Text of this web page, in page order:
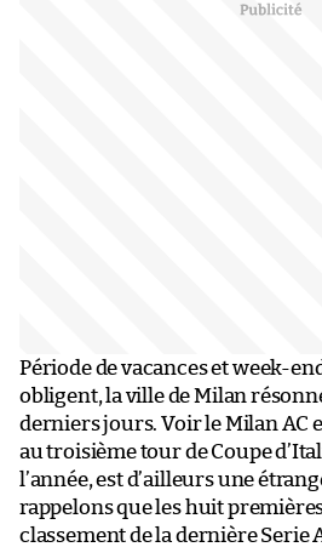
Période de vacances et week-
obligent, la ville de Milan
derniers jours. Voir le Milan AC
au troisième tour de Coupe
l’année, est d’ailleurs une
rappelons que les huit
classement de la dernière Serie